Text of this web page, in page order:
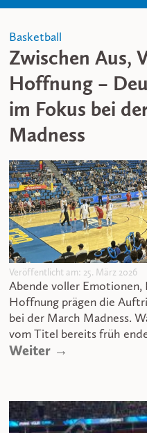
Basketball
Zwischen Aus,
Hoffnung –
im Fokus bei
Madness
Veröffentlicht am: 25. März 2026
Abende voller Emotionen,
Hoffnung prägen die
bei der March Madness.
vom Titel bereits früh
Weiter →